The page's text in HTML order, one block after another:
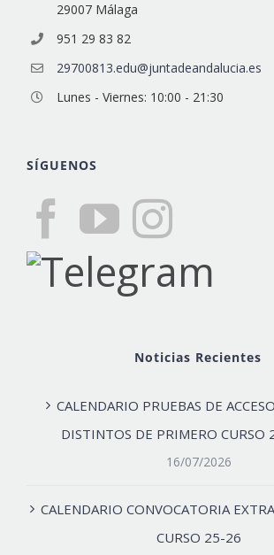
29007 Málaga
951 29 83 82
29700813.edu@juntadeandalucia.es
Lunes - Viernes: 10:00 - 21:30
SÍGUENOS
Noticias Recientes
CALENDARIO PRUEBAS DE
DISTINTOS DE PRIMERO
16/07/2026
CALENDARIO CONVOCATORIA
CURSO 25-26